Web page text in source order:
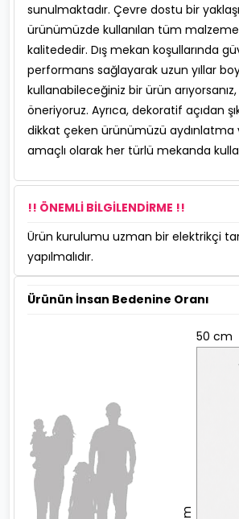
sunulmaktadır. Çevre dostu bir
ürünümüzde kullanılan tüm
kalitededir. Dış mekan koşullarında
performans sağlayarak uzun yıllar
kullanabileceğiniz bir ürün
öneriyoruz. Ayrıca, dekoratif açıdan
dikkat çeken ürünümüzü aydınlatma
amaçlı olarak her türlü mekanda
!! ÖNEMLİ BİLGİLENDİRME !!
Ürün kurulumu uzman bir elektrikçi
yapılmalıdır.
Ürünün İnsan Bedenine Oranı
50 cm